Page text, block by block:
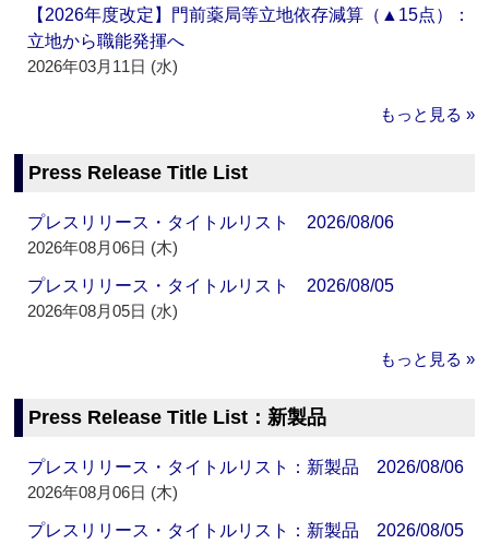
【2026年度改定】門前薬局等立地依存減算（▲15点）：
立地から職能発揮へ
2026年03月11日 (水)
もっと見る »
Press Release Title List
プレスリリース・タイトルリスト 2026/08/06
2026年08月06日 (木)
プレスリリース・タイトルリスト 2026/08/05
2026年08月05日 (水)
もっと見る »
Press Release Title List：新製品
プレスリリース・タイトルリスト：新製品 2026/08/06
2026年08月06日 (木)
プレスリリース・タイトルリスト：新製品 2026/08/05